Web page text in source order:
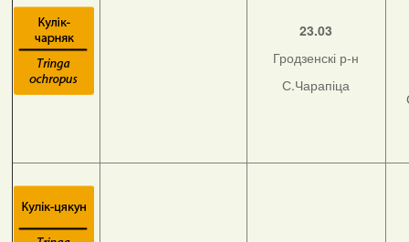
23.03
Гродзенскі р-н
С.Чарапіца